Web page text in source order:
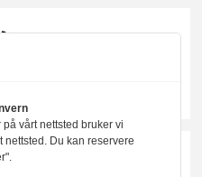
vårt nettsted bruker vi
nettsted. Du kan reservere